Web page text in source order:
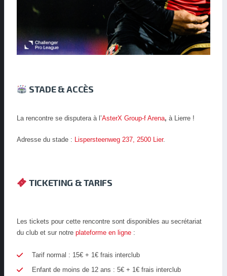
STADE & ACCÈS
La rencontre se disputera à l’AsterX Group-f Arena, à Lierre !
Adresse du stade : Lispersteenweg 237, 2500 Lier.
TICKETING & TARIFS
Les tickets pour cette rencontre sont disponibles au secrétariat
du club et sur notre plateforme en ligne :
Tarif normal : 15€ + 1€ frais interclub
Enfant de moins de 12 ans : 5€ + 1€ frais interclub